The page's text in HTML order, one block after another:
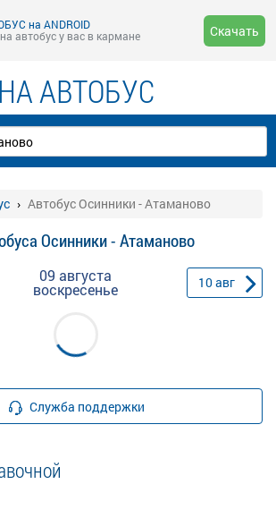
на ANDROID
автобус у вас в кармане
Скачать
НА АВТОБУС
Автобус Осинники - Атаманово
Осинники - Атаманово
09 августа
воскресенье 10авг
Служба поддержки